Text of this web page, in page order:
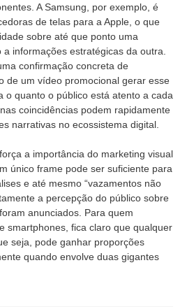
A Samsung, por exemplo, é
de telas para a Apple, o que
sobre até que ponto uma
informações estratégicas da outra.
confirmação concreta de
de um vídeo promocional gerar esse
o quanto o público está atento a cada
coincidências podem rapidamente
narrativas no ecossistema digital.
a importância do marketing visual
único frame pode ser suficiente para
e até mesmo “vazamentos não
a percepção do público sobre
anunciados. Para quem
smartphones, fica claro que qualquer
seja, pode ganhar proporções
quando envolve duas gigantes